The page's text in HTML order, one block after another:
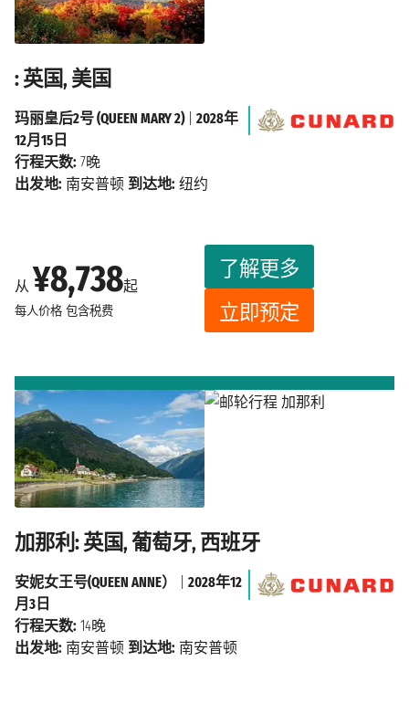
: 英国, 美国
从 ¥8,738起
每人价格 包含税费
了解更多
立即预定
玛丽皇后2号 (QUEEN MARY 2)| 2028年
12月15日
行程天数: 7晚
出发地: 南安普顿 到达地: 纽约
加那利: 英国, 葡萄牙, 西班牙
安妮女王号(QUEEN ANNE）
2028年12
月3日
行程天数: 14晚
出发地: 南安普顿 到达地: 南安普顿